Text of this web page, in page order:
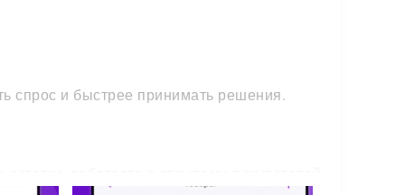
спрос и быстрее принимать решения.